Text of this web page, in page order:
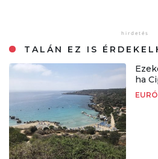
TALÁN EZ IS
ha